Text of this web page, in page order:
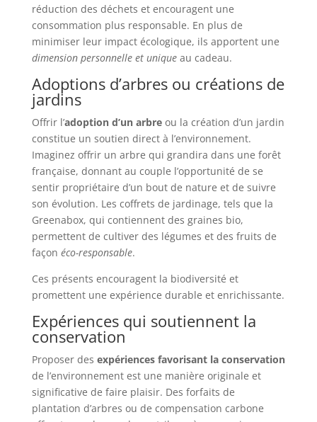
réduction des déchets et encouragent une
consommation plus responsable. En plus de
minimiser leur impact écologique, ils apportent une
dimension personnelle et uniqueau cadeau.
Adoptions d’arbres ou créations de
jardins
Offrir l’adoption d’un arbreou la création d’un jardin
constitue un soutien direct à l’environnement.
Imaginez offrir un arbre qui grandira dans une forêt
française, donnant au couple l’opportunité de se
sentir propriétaire d’un bout de nature et de suivre
son évolution. Les coffrets de jardinage, tels que la
Greenabox, qui contiennent des graines bio,
permettent de cultiver des légumes et des fruits de
façon éco-responsable.
Ces présents encouragent la biodiversité et
promettent une expérience durable et enrichissante.
Expériences qui soutiennent la
conservation
Proposer des expériences favorisant la conservation
de l’environnement est une manière originale et
significative de faire plaisir. Des forfaits de
plantation d’arbres ou de compensation carbone